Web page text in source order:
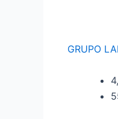
GRUPO